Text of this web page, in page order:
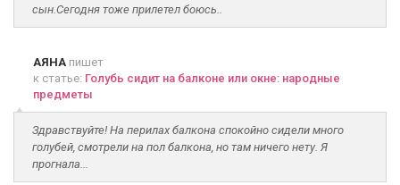
сын.Сегодня тоже прилетел боюсь..
АЯНА пишет
к статье: Голубь сидит на балконе или окне: народные
предметы
Здравствуйте! На перилах балкона спокойно сидели много
голубей, смотрели на пол балкона, но там ничего нету. Я
прогнала...